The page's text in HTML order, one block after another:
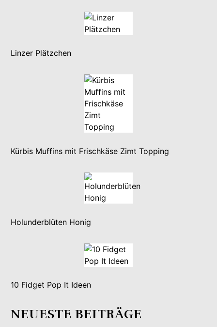
Linzer Plätzchen
Kürbis Muffins mit Frischkäse Zimt Topping
Holunderblüten Honig
10 Fidget Pop It Ideen
NEUESTE BEITRÄGE